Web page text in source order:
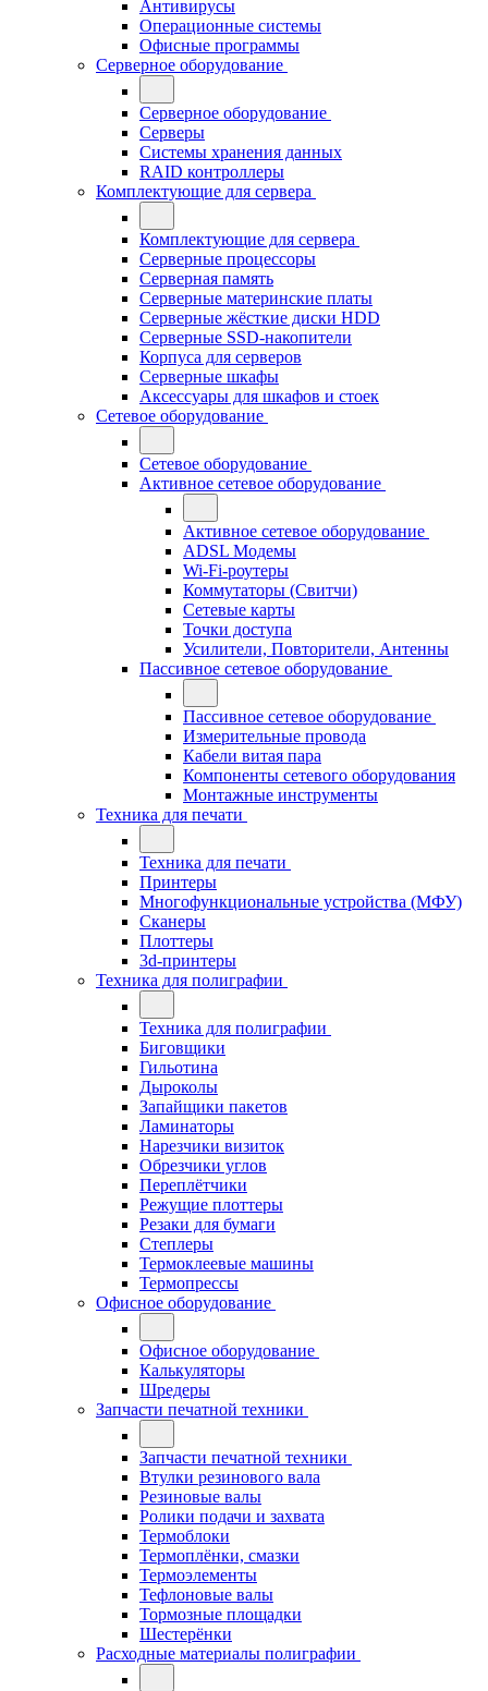
Антивирусы
Операционные системы
Офисные программы
Серверное оборудование
Серверное оборудование
Серверы
Системы хранения данных
RAID контроллеры
Комплектующие для сервера
Комплектующие для сервера
Серверные процессоры
Серверная память
Серверные материнские платы
Серверные жёсткие диски HDD
Серверные SSD-накопители
Корпуса для серверов
Серверные шкафы
Аксессуары для шкафов и стоек
Сетевое оборудование
Сетевое оборудование
Активное сетевое оборудование
Активное сетевое оборудование
ADSL Модемы
Wi-Fi-роутеры
Коммутаторы (Свитчи)
Сетевые карты
Точки доступа
Усилители, Повторители, Антенны
Пассивное сетевое оборудование
Пассивное сетевое оборудование
Измерительные провода
Кабели витая пара
Компоненты сетевого оборудования
Монтажные инструменты
Техника для печати
Техника для печати
Принтеры
Многофункциональные устройства (МФУ)
Сканеры
Плоттеры
3d-принтеры
Техника для полиграфии
Техника для полиграфии
Биговщики
Гильотина
Дыроколы
Запайщики пакетов
Ламинаторы
Нарезчики визиток
Обрезчики углов
Переплётчики
Режущие плоттеры
Резаки для бумаги
Степлеры
Термоклеевые машины
Термопрессы
Офисное оборудование
Офисное оборудование
Калькуляторы
Шредеры
Запчасти печатной техники
Запчасти печатной техники
Втулки резинового вала
Резиновые валы
Ролики подачи и захвата
Термоблоки
Термоплёнки, смазки
Термоэлементы
Тефлоновые валы
Тормозные площадки
Шестерёнки
Расходные материалы полиграфии